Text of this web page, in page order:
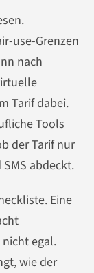
use-Grenzen
nach
Tarif dabei.
Tools
der Tarif nur
abdeckt.
Eine
egal.
wie der